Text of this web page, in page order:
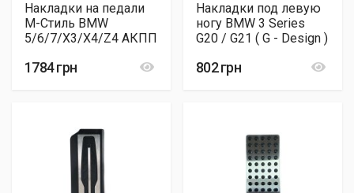
Накладки на педали
М-Стиль BMW
5/6/7/X3/X4/Z4 АКПП
1784 грн
Накладки под левую
ногу BMW 3 Series
G20 / G21 ( G - Design )
802 грн